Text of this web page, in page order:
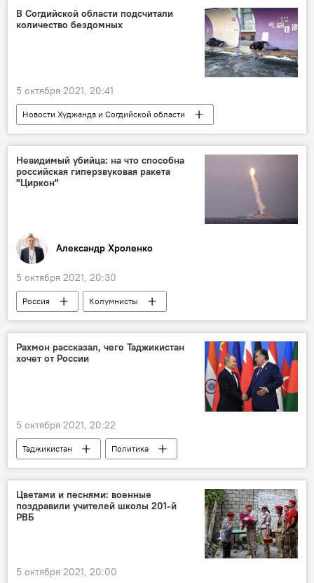
Армия и вооружение
В Согдийской области подсчитали
количество бездомных
5 октября 2021, 20:41
Новости Худжанда и Согдийской области
Невидимый убийца: на что способна
российская гиперзвуковая ракета
"Циркон"
Александр Хроленко
5 октября 2021, 20:30
Россия
Колумнисты
Армия и вооружение
Рахмон рассказал, чего Таджикистан
хочет от России
5 октября 2021, 20:22
Таджикистан
Политика
сотрудничество
Россия
Цветами и песнями: военные
поздравили учителей школы 201-й
РВБ
5 октября 2021, 20:00